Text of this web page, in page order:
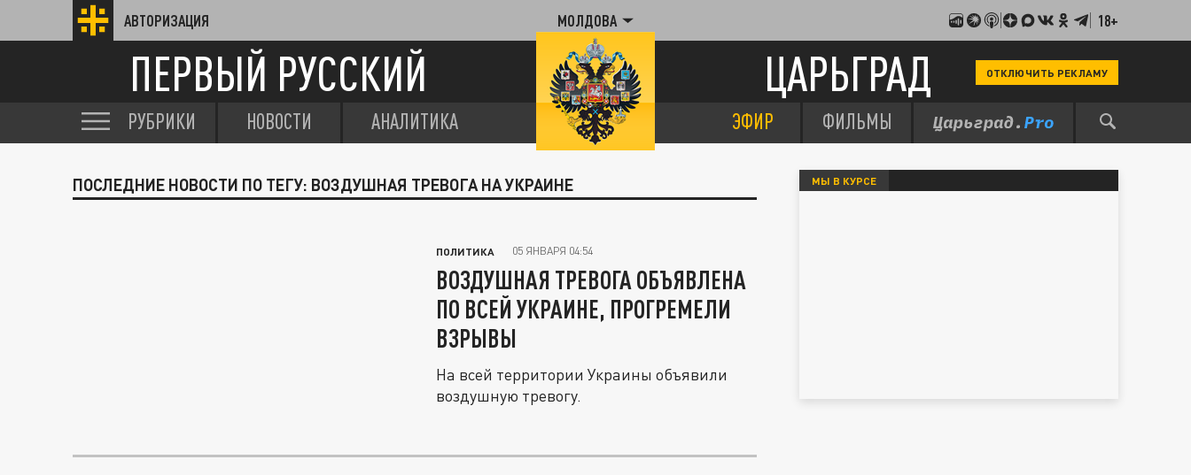
АВТОРИЗАЦИЯ МОЛДОВА 18+
ПЕРВЫЙ РУССКИЙ ЦАРЬГРАД ОТКЛЮЧИТЬ РЕКЛАМУ
РУБРИКИ НОВОСТИ АНАЛИТИКА ЭФИР ФИЛЬМЫ
ПОСЛЕДНИЕ НОВОСТИ ПО ТЕГУ: ВОЗДУШНАЯ ТРЕВОГА НА УКРАИНЕ
ПОЛИТИКА 05 ЯНВАРЯ 04:54
ВОЗДУШНАЯ ТРЕВОГА ОБЪЯВЛЕНА
ПО ВСЕЙ УКРАИНЕ, ПРОГРЕМЕЛИ
ВЗРЫВЫ
На всей территории Украины объявили
воздушную тревогу.
МЫ В КУРСЕ